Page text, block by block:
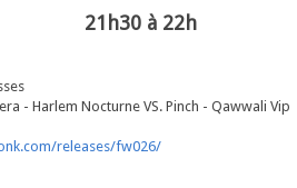
21h30 à 22h
- Harlem Nocturne VS. Pinch - Qawwali Vip
releases/fw026/